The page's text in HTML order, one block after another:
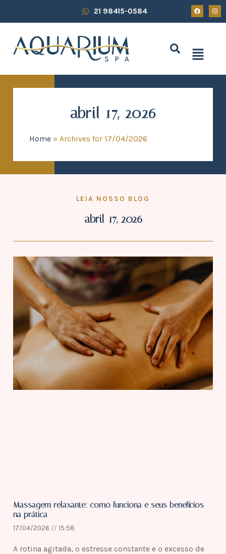
21 98415-0584
abril 17, 2026
Home » Archives for 17/04/2026
LEIA NOSSO BLOG
abril 17, 2026
Massagem relaxante: como funciona e seus benefícios
na prática
17/04/2026 15:58
A rotina agitada, o estresse constante e o excesso de